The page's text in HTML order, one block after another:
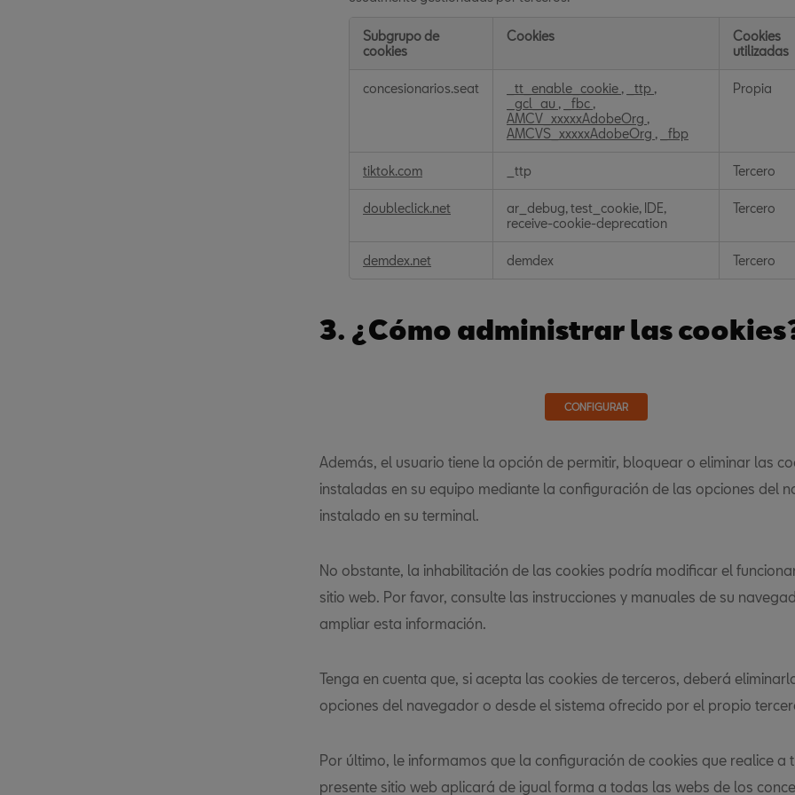
de
Subgrupo de
cookies
Cookies
Cookies
utilizadas
concesionarios.seat _tt_enable_cookie , _ttp ,
_gcl_au , _fbc ,
AMCV_xxxxxAdobeOrg ,
AMCVS_xxxxxAdobeOrg , _fbp
Propia
tiktok.com _ttp Tercero
doubleclick.net
ar_debug, test_cookie, IDE,
receive-cookie-deprecation
Tercero
demdex.net demdex Tercero
3. ¿Cómo administrar las
CONFIGURAR
Además, el usuario tiene la opción de permitir, bloquear o eliminar las
instaladas en su equipo mediante la configuración de las opciones del
instalado en su terminal.
No obstante, la inhabilitación de las cookies podría modificar el
sitio web. Por favor, consulte las instrucciones y manuales de su
ampliar esta información.
Tenga en cuenta que, si acepta las cookies de terceros, deberá
opciones del navegador o desde el sistema ofrecido por el propio
Por último, le informamos que la configuración de cookies que realice a
presente sitio web aplicará de igual forma a todas las webs de los